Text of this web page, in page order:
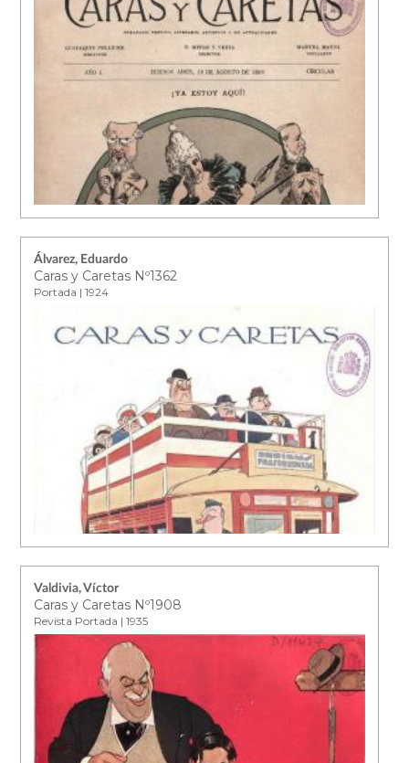
Álvarez, Eduardo
Caras y Caretas Nº1362
Portada | 1924
Valdivia, Víctor
Caras y Caretas Nº1908
Revista Portada | 1935